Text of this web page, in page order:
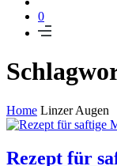
0
Home Linzer Augen
Rezept für